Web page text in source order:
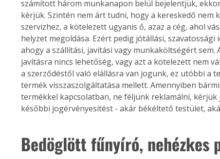
Okoselőfizetés
A Laptapiron elérhetők az
Ezermester, az Ezermester
Extra és az Ezermester Old
Timer lapszámai,
megoldás a nyomtatott
magazinok digitális olvasására
Együtt jobban megéri!
Bővebb információ itt!
Együtt jobban megéri! A
könyvek tetszőleges
párosítással kedvezményes
áron, 0 Ft postaköltséggel
számított három munkanapon belül bejelentjük,
kérjük. Szintén nem árt tudni, hogy a kereskedő nem
szervizhez, a kötelezett ugyanis ő, azaz a cég, ahol
helyzet megoldása. Ezért pedig jótállási,
ahogy a szállítási, javítási vagy munkaköltségért sem.
javításra nincs lehetőség, vagy azt a kötelezett nem
a szerződéstől való elállásra van jogunk, ez utóbbi a
termék visszaszolgáltatása mellett. Amennyiben
termékkel kapcsolatban, ne féljünk reklamálni, kérjük
későbbi jogérvényesítést - akár békéltető testület,
Bedöglött fűnyíró, nehézkes